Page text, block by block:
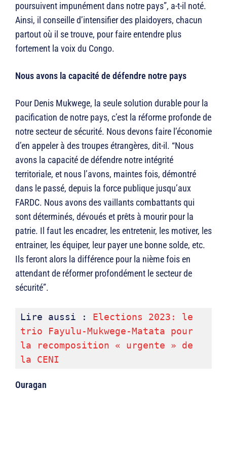
poursuivent impunément dans notre pays”, a-t-il noté.
Ainsi, il conseille d’intensifier des plaidoyers, chacun
partout où il se trouve, pour faire entendre plus
fortement la voix du Congo.
Nous avons la capacité de défendre notre pays
Pour Denis Mukwege, la seule solution durable pour la
pacification de notre pays, c’est la réforme profonde de
notre secteur de sécurité. Nous devons faire l’économie
d’en appeler à des troupes étrangères, dit-il. “Nous
avons la capacité de défendre notre intégrité
territoriale, et nous l’avons, maintes fois, démontré
dans le passé, depuis la force publique jusqu’aux
FARDC. Nous avons des vaillants combattants qui
sont déterminés, dévoués et prêts à mourir pour la
patrie. Il faut les encadrer, les entretenir, les motiver, les
entrainer, les équiper, leur payer une bonne solde, etc.
Ils feront alors la différence pour la nième fois en
attendant de réformer profondément le secteur de
sécurité”.
Lire aussi : Elections 2023: le
trio Fayulu-Mukwege-Matata pour
la recomposition « urgente » de
la CENI
Ouragan